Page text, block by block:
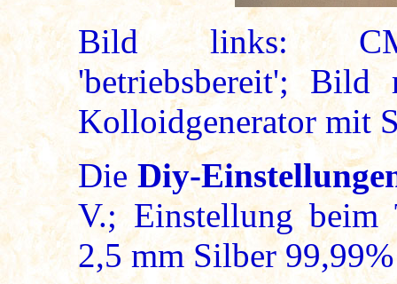
Bild links:
'betriebsbereit';
Kolloidgenerator mit
Die Diy-
V.; Einstellung beim
2,5 mm Silber 99,99%